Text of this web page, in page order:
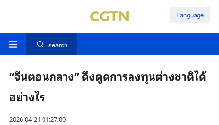
Language
search
“จีนตอนกลาง” ดึงดูดการลงทุนต่างชาติได้
อย่างไร
2026-04-21 01:27:00